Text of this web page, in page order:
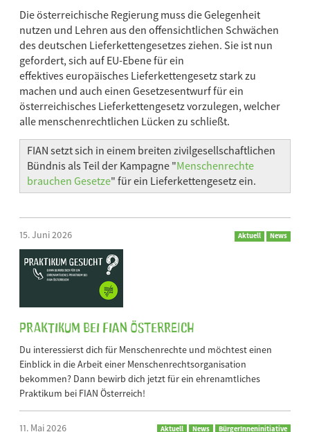
Die österreichische Regierung muss die Gelegenheit
nutzen und Lehren aus den offensichtlichen Schwächen
des deutschen Lieferkettengesetzes ziehen. Sie ist nun
gefordert, sich auf EU-Ebene für ein
effektives europäisches Lieferkettengesetz stark zu
machen und auch einen Gesetzesentwurf für ein
österreichisches Lieferkettengesetz vorzulegen, welcher
alle menschenrechtlichen Lücken zu schließt.
FIAN setzt sich in einem breiten zivilgesellschaftlichen
Bündnis als Teil der Kampagne "Menschenrechte
brauchen Gesetze" für ein Lieferkettengesetz ein.
15. Juni 2026 Aktuell News
Praktikum bei FIAN Österreich
Du interessierst dich für Menschenrechte und möchtest einen
Einblick in die Arbeit einer Menschenrechtsorganisation
bekommen? Dann bewirb dich jetzt für ein ehrenamtliches
Praktikum bei FIAN Österreich!
11. Mai 2026 Aktuell News BürgerInneninitiative